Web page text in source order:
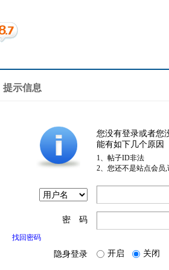
提示信息
您没有登录或者您
能有如下几个原因
1、帖子ID非法
2、您还不是站点会员
密 码
找回密码
隐身登录 开启 关闭